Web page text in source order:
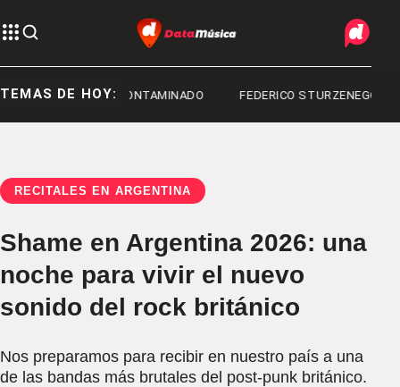
TEMAS DE HOY:
FENTANILO CONTAMINADO FEDERICO STURZENEGGER
RECITALES EN ARGENTINA
Shame en Argentina 2026: una
noche para vivir el nuevo
sonido del rock británico
Nos preparamos para recibir en nuestro país a una
de las bandas más brutales del post-punk británico.